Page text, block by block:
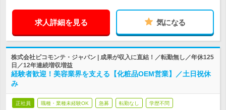
求人詳細を見る 気になる
株式会社ピコモンテ・ジャパン | 成果が収入に直結！／転勤無し／年休125
日／12年連続増収増益
経験者歓迎！美容業界を支える【化粧品OEM営業】／土日祝休
み
正社員 職種・業種未経験OK 急募 転勤なし 学歴不問